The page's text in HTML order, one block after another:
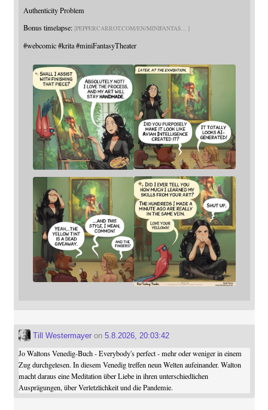
Authenticity Problem
Bonus timelapse: PEPPERCARROT.COM/EN/MINIFANTAS
#webcomic #krita #miniFantasyTheater
Till Westermayeron 5.8.2026, 20:03:42
Jo Waltons Venedig-Buch - Everybody's perfect - mehr oder weniger in einem
Zug durchgelesen. In diesem Venedig treffen neun Welten aufeinander. Walton
macht daraus eine Meditation über Liebe in ihren unterschiedlichen
Ausprägungen, über Verletzlichkeit und die Pandemie.